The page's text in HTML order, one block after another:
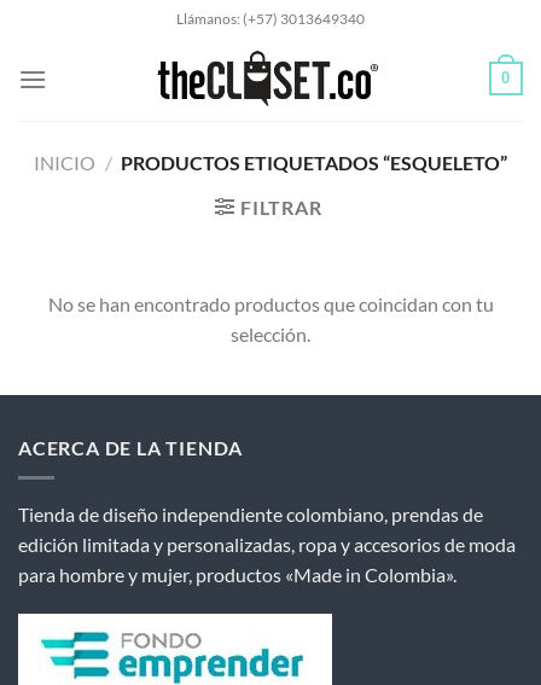
contenido
Llámanos: (+57) 3013649340
0
INICIO / PRODUCTOS ETIQUETADOS “ESQUELETO”
FILTRAR
No se han encontrado productos que coincidan con tu
selección.
ACERCA DE LA TIENDA
Tienda de diseño independiente colombiano, prendas de
edición limitada y personalizadas, ropa y accesorios de moda
para hombre y mujer, productos «Made in Colombia».